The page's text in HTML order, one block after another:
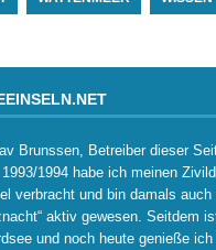
Brunssen, Betreiber dieser
1994 habe ich meinen
verbracht und bin damals
aktiv gewesen. Seitdem
und noch heute genieße